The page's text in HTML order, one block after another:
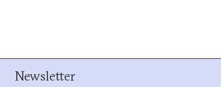
Newsletter